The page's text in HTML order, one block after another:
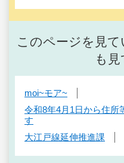
このページを見
も
moi~モア~
令和8年4月1日から住所
す
大江戸線延伸推進課